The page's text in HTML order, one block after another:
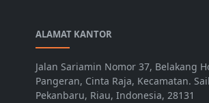
ALAMAT KANTOR
Jalan Sariamin Nomor 37, Belakang
Pangeran, Cinta Raja, Kecamatan.
Pekanbaru, Riau, Indonesia, 28131